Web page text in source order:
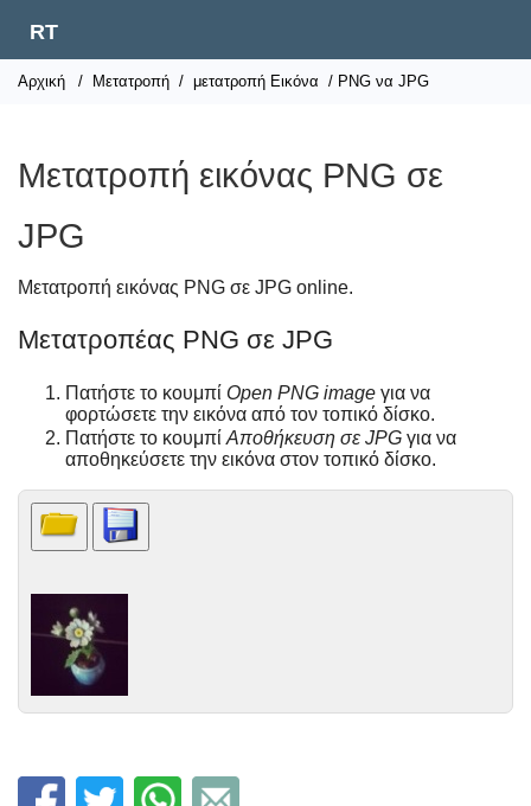
RT
Αρχική / Μετατροπή / μετατροπή Εικόνα / PNG να JPG
Μετατροπή εικόνας PNG σε
JPG
Μετατροπή εικόνας PNG σε JPG online.
Μετατροπέας PNG σε JPG
Πατήστε το κουμπί Open PNG image για να
φορτώσετε την εικόνα από τον τοπικό δίσκο.
Πατήστε το κουμπί Αποθήκευση σε JPG για να
αποθηκεύσετε την εικόνα στον τοπικό δίσκο.